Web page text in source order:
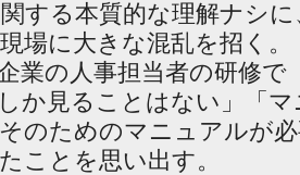
する本質的な理解ナシ
場に大きな混乱を招く。
業の人事担当者の研修で
か見ることはない」「
のためのマニュアルが
ことを思い出す。